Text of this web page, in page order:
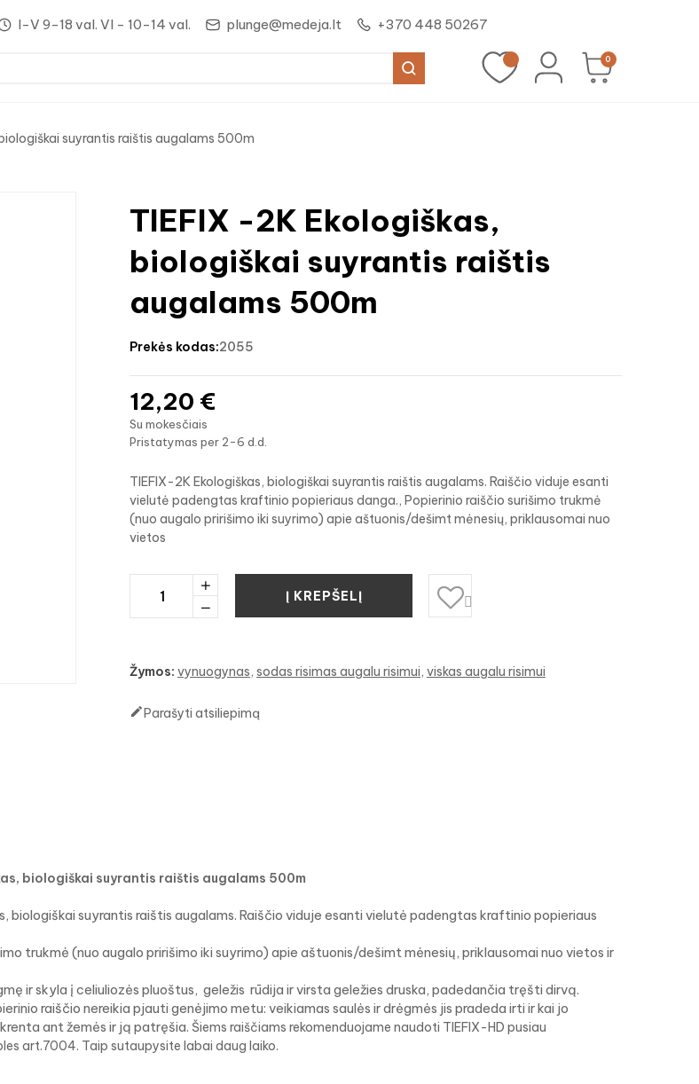
I-V 9-18 val. VI - 10-14 val. plunge@medeja.lt +370 448 50267
0
suyrantis raištis augalams 500m
TIEFIX -2K Ekologiškas,
biologiškai suyrantis raištis
augalams 500m
prekės kodas:2055
12,20 €
Su mokesčiais
Pristatymas per 2-6 d.d.
TIEFIX-2K Ekologiškas, biologiškai suyrantis raištis augalams. Raiščio viduje esanti
vielutė padengtas kraftinio popieriaus danga., Popierinio raiščio surišimo trukmė
(nuo augalo pririšimo iki suyrimo) apie aštuonis/dešimt mėnesių, priklausomai nuo
vietos
Į KREPŠELĮ 
Žymos: vynuogynas sodas risimas augalu risimui viskas augalu risimui
Parašyti atsiliepimą
biologiškai suyrantis raištis augalams 500m
biologiškai suyrantis raištis augalams. Raiščio viduje esanti vielutė padengtas kraftinio popieriaus
trukmė (nuo augalo pririšimo iki suyrimo) apie aštuonis/dešimt mėnesių, priklausomai nuo vietos ir
ir skyla į celiuliozės pluoštus, geležis rūdija ir virsta geležies druska, padedančia tręšti dirvą.
raiščio nereikia pjauti genėjimo metu: veikiamas saulės ir drėgmės jis pradeda irti ir kai jo
ant žemės ir ją patręšia. Šiems raiščiams rekomenduojame naudoti TIEFIX-HD pusiau
art.7004. Taip sutaupysite labai daug laiko.